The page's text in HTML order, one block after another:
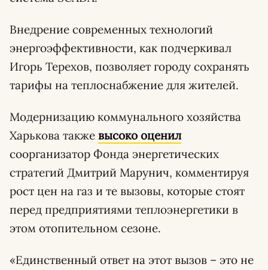
Внедрение современных технологий
энергоэффективности, как подчеркивал
Игорь Терехов, позволяет городу сохранять
тарифы на теплоснабжение для жителей.
Модернизацию коммунального хозяйства
Харькова также высоко оценил
соорганизатор Фонда энергетических
стратегий Дмитрий Марунич, комментируя
рост цен на газ и те вызовы, которые стоят
перед предприятиями теплоэнергетики в
этом отопительном сезоне.
«Единственный ответ на этот вызов – это не